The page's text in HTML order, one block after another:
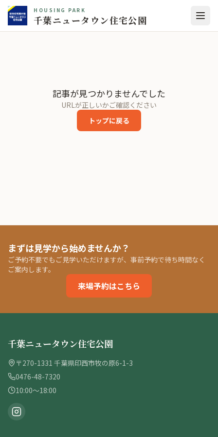
HOUSING PARK
千葉ニュータウン住宅公園
記事が見つかりませんでした
URLが正しいかご確認ください
トップに戻る
まずは見学から始めませんか？
ご予約不要でもご見学いただけますが、事前予約で待ち時間なく
ご案内します。
来場予約はこちら
千葉ニュータウン住宅公園
〒270-1331 千葉県印西市牧の原6-1-3
0476-48-7320
10:00〜18:00